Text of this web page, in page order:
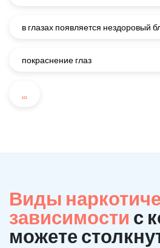
в глазах появляется нездоровый
покраснение глаз
...
Виды
зависимости с
можете